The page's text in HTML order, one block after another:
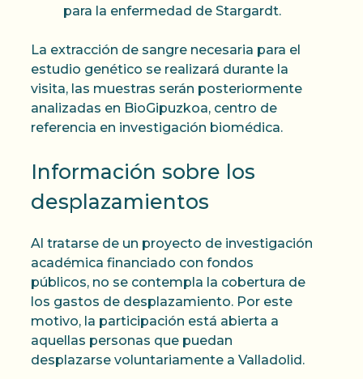
para la enfermedad de Stargardt.
La extracción de sangre necesaria para el
estudio genético se realizará durante la
visita, las muestras serán posteriormente
analizadas en BioGipuzkoa, centro de
referencia en investigación biomédica.
Información sobre los
desplazamientos
Al tratarse de un proyecto de investigación
académica financiado con fondos
públicos, no se contempla la cobertura de
los gastos de desplazamiento. Por este
motivo, la participación está abierta a
aquellas personas que puedan
desplazarse voluntariamente a Valladolid.